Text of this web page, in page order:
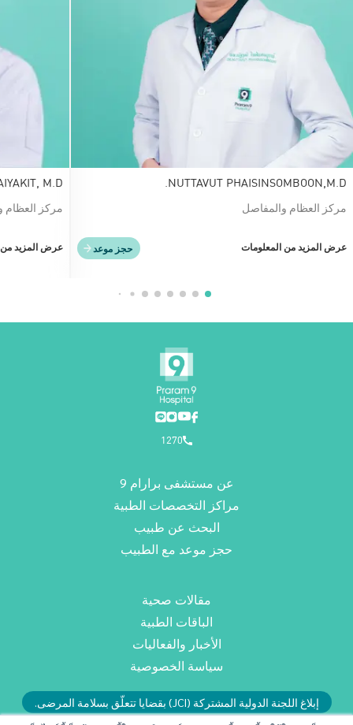
NUTTAVUT PHAISINSOMBOON,M.D.
مركز العظام والمفاصل
عرض المزيد من المعلومات حجز موعد
M.D.
مركز العظام
عرض المزيد من
1270
عن مستشفى برارام 9
مراكز التخصصات الطبية
البحث عن طبيب
حجز موعد مع الطبيب
مقالات صحية
الباقات الطبية
الأخبار والفعاليات
سياسة الخصوصية
إبلاغ اللجنة الدولية المشتركة (JCI) بقضايا تتعلّق بسلامة المرضى.